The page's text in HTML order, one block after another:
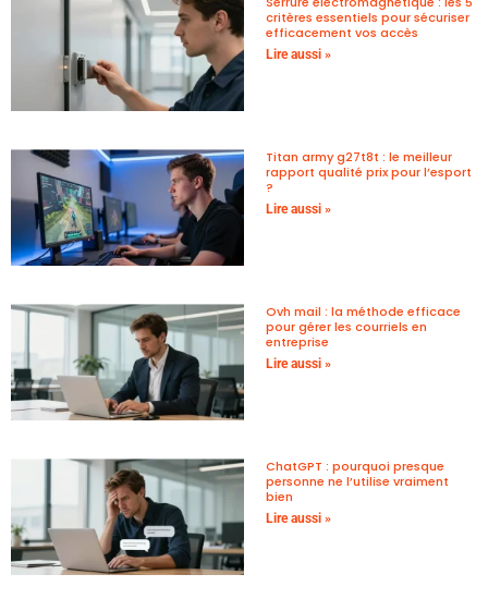
critères essentiels pour sécuriser
efficacement vos accès
Lire aussi »
Titan army g27t8t : le meilleur
rapport qualité prix pour l’esport
?
Lire aussi »
Ovh mail : la méthode efficace
pour gérer les courriels en
entreprise
Lire aussi »
ChatGPT : pourquoi presque
personne ne l’utilise vraiment
bien
Lire aussi »